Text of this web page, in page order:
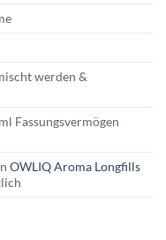
werden &
Fassungsvermögen
OWLIQ Aroma Longfills